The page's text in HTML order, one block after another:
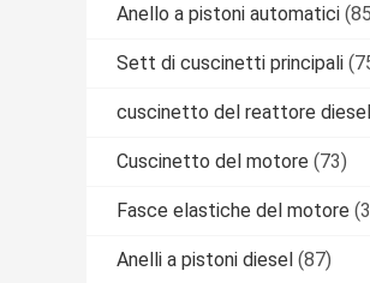
Anello a pistoni automatici
Sett di cuscinetti principali
cuscinetto del reattore diesel
Cuscinetto del motore (73)
Fasce elastiche del motore
Anelli a pistoni diesel (87)